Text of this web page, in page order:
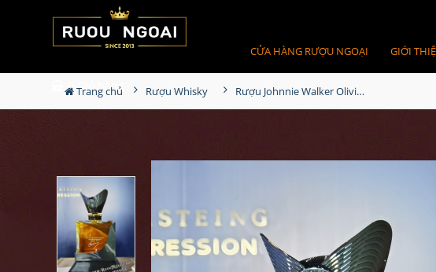
CỬA HÀNG RƯỢU NGOẠI GIỚI
0 Giỏ hàng
Trang chủ Rượu Whisky Rượu Johnnie Walker Olivier Rousteing Couture Expression Winter